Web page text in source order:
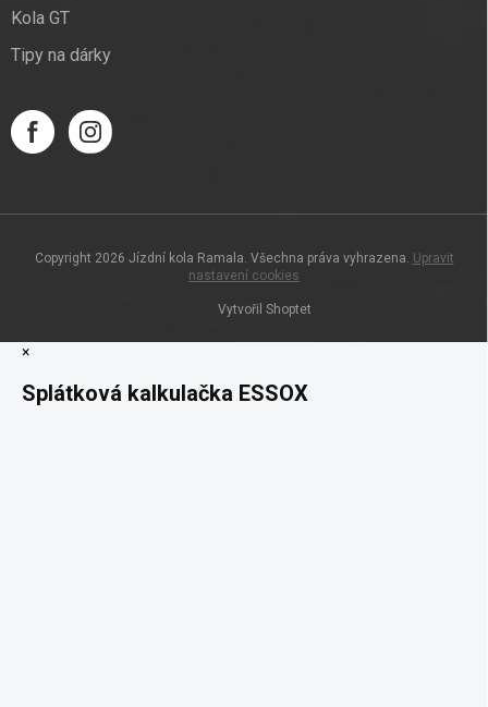
Kola GT
Tipy na dárky
Vytvořil Shoptet
Copyright 2026 Jízdní kola Ramala. Všechna práva vyhrazena. Upravit
nastavení cookies
×
Splátková kalkulačka ESSOX